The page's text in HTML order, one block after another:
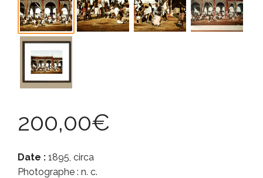
200,00€
Date : 1895, circa
Photographe : n. c.